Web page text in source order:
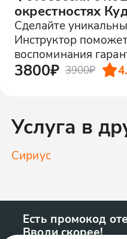
окрестностях
Сделайте
Инструктор
воспоминания
3800₽ 3900₽
Услуга в
Сириус
Есть промокод
Вводи скорее!